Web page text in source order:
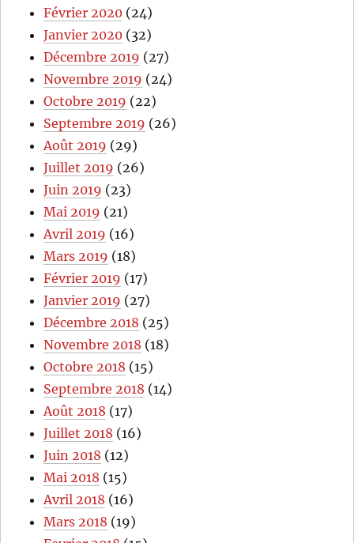
Février 2020 (24)
Janvier 2020 (32)
Décembre 2019 (27)
Novembre 2019 (24)
Octobre 2019 (22)
Septembre 2019 (26)
Août 2019 (29)
Juillet 2019 (26)
Juin 2019 (23)
Mai 2019 (21)
Avril 2019 (16)
Mars 2019 (18)
Février 2019 (17)
Janvier 2019 (27)
Décembre 2018 (25)
Novembre 2018 (18)
Octobre 2018 (15)
Septembre 2018 (14)
Août 2018 (17)
Juillet 2018 (16)
Juin 2018 (12)
Mai 2018 (15)
Avril 2018 (16)
Mars 2018 (19)